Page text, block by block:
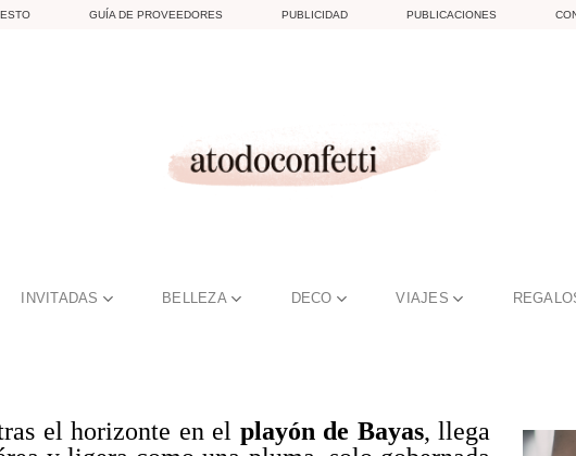
GUÍA DE PROVEEDORES PUBLICIDAD PUBLICACIONES
INVITADAS BELLEZA DECO VIAJES
el horizonte en el playón de Bayas, llega